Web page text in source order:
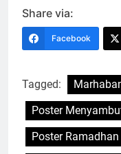
Share via:
Facebook
Tagged:
Poster
Poster Ramadhan